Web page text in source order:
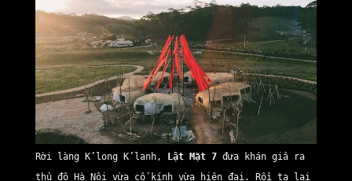
Rời làng K’long K’lanh, Lật Mặt 7 đưa khán giả ra
thủ đô Hà Nội vừa cổ kính vừa hiện đại. Rồi ta lại